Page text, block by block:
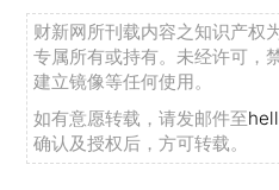
财新网所刊载内容之知识产权
专属所有或持有。未经许可，
建立镜像等任何使用。
如有意愿转载，请发邮件至
确认及授权后，方可转载。